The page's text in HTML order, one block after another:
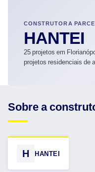
CONSTRUTORA
HANTEI
25 projetos em
projetos residenciais de
Sobre a
H HANTEI